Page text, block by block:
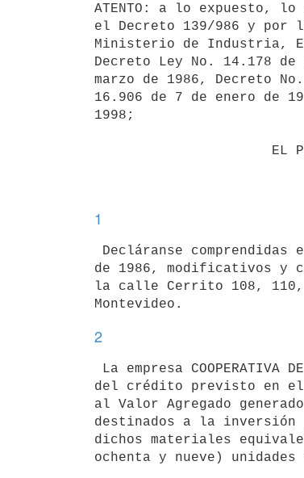
ATENTO: a lo expuesto,
el Decreto 139/986 y por
Ministerio de Industria,
Decreto Ley No. 14.178
marzo de 1986, Decreto
16.906 de 7 de enero de
1998;
1
de 1986, modificativos y
la calle Cerrito 108, 110,
2
del crédito previsto en el
al Valor Agregado
destinados a la inversión
dichos materiales